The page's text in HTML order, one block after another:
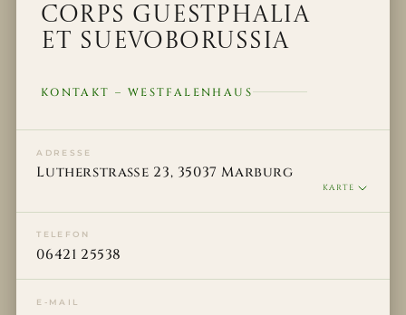
Corps Guestphalia
Et Suevoborussia
KONTAKT – WESTFALENHAUS
ADRESSE
Lutherstraße 23, 35037 Marburg
KARTE
TELEFON
06421 25538
E-MAIL